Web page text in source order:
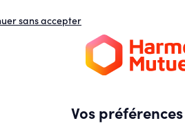
Vos
sans accepter